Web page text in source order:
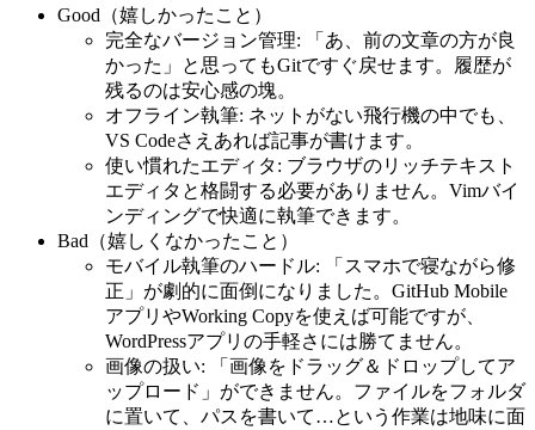
Good（嬉しかったこと）
完全なバージョン管理: 「あ、前の文章の方が良
かった」と思ってもGitですぐ戻せます。履歴が
残るのは安心感の塊。
オフライン執筆: ネットがない飛行機の中でも、
VS Codeさえあれば記事が書けます。
使い慣れたエディタ: ブラウザのリッチテキスト
エディタと格闘する必要がありません。Vimバイ
ンディングで快適に執筆できます。
Bad（嬉しくなかったこと）
モバイル執筆のハードル: 「スマホで寝ながら修
正」が劇的に面倒になりました。GitHub Mobile
アプリやWorking Copyを使えば可能ですが、
WordPressアプリの手軽さには勝てません。
画像の扱い: 「画像をドラッグ＆ドロップしてア
ップロード」ができません。ファイルをフォルダ
に置いて、パスを書いて…という作業は地味に面